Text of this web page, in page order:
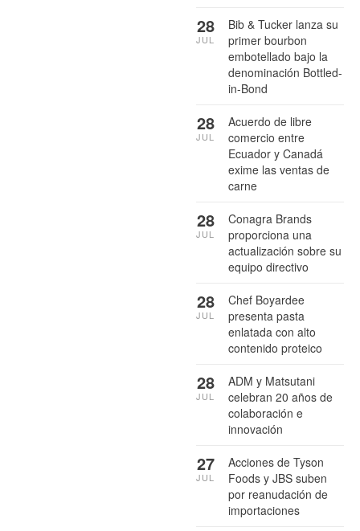
Bib & Tucker lanza su
primer bourbon
embotellado bajo la
denominación Bottled-
in-Bond
28
JUL
Acuerdo de libre
comercio entre
Ecuador y Canadá
exime las ventas de
carne
28
JUL
Conagra Brands
proporciona una
actualización sobre su
equipo directivo
28
JUL
Chef Boyardee
presenta pasta
enlatada con alto
contenido proteico
28
JUL
ADM y Matsutani
celebran 20 años de
colaboración e
innovación
28
JUL
Acciones de Tyson
Foods y JBS suben
por reanudación de
importaciones
27
JUL